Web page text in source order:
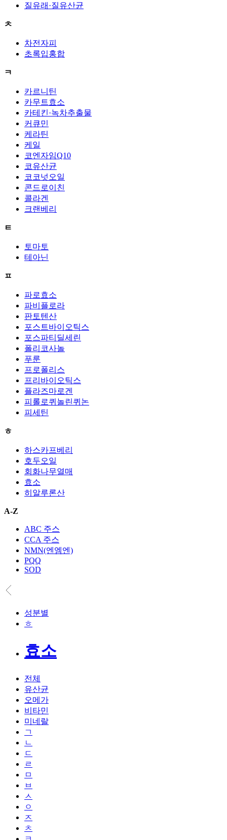
질유래·질유산균
ㅊ
차전자피
초록입홍합
ㅋ
카르니틴
카무트효소
카테킨·녹차추출물
커큐민
케라틴
케일
코엔자임Q10
코유산균
코코넛오일
콘드로이친
콜라겐
크랜베리
ㅌ
토마토
테아닌
ㅍ
파로효소
파비플로라
판토텐산
포스트바이오틱스
포스파티딜세린
폴리코사놀
푸룬
프로폴리스
프리바이오틱스
플라즈마로겐
피롤로퀴놀린퀴논
피세틴
ㅎ
하스카프베리
호두오일
회화나무열매
효소
히알루론산
A-Z
ABC 주스
CCA 주스
NMN(엔엠엔)
PQQ
SOD
성분별
ㅎ
효소
전체
유산균
오메가
비타민
미네랄
ㄱ
ㄴ
ㄷ
ㄹ
ㅁ
ㅂ
ㅅ
ㅇ
ㅈ
ㅊ